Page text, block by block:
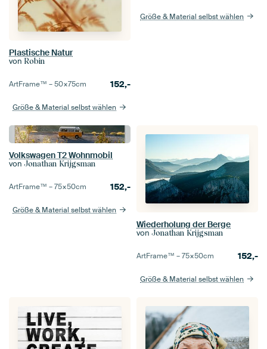
Plastische Natur
von Robin
ArtFrame™ –50×75cm 152,-
Größe & Material selbst wählen
Größe & Material selbst wählen
Volkswagen T2 Wohnmobil
von Jonathan Krijgsman
ArtFrame™ –75×50cm 152,-
Größe & Material selbst wählen
Wiederholung der Berge
von Jonathan Krijgsman
ArtFrame™ –75×50cm 152,-
Größe & Material selbst wählen